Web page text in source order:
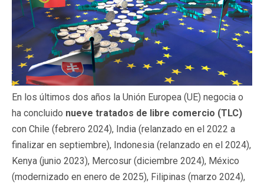
En los últimos dos años la Unión Europea (UE) negocia o
ha concluido nueve tratados de libre comercio (TLC)
con Chile (febrero 2024), India (relanzado en el 2022 a
finalizar en septiembre), Indonesia (relanzado en el 2024),
Kenya (junio 2023), Mercosur (diciembre 2024), México
(modernizado en enero de 2025), Filipinas (marzo 2024),